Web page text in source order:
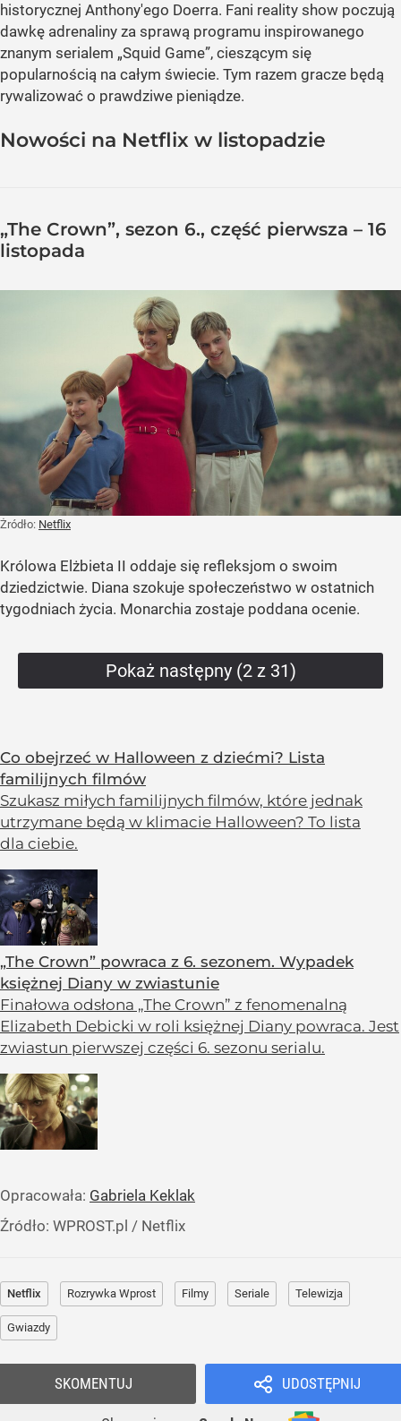
historycznej Anthony'ego Doerra. Fani reality show poczują
dawkę adrenaliny za sprawą programu inspirowanego
znanym serialem „Squid Game”, cieszącym się
popularnością na całym świecie. Tym razem gracze będą
rywalizować o prawdziwe pieniądze.
Nowości na Netflix w listopadzie
„The Crown”, sezon 6., część pierwsza – 16
listopada
Żródło: Netflix
Królowa Elżbieta II oddaje się refleksjom o swoim
dziedzictwie. Diana szokuje społeczeństwo w ostatnich
tygodniach życia. Monarchia zostaje poddana ocenie.
Pokaż następny (2 z 31)
Co obejrzeć w Halloween z dziećmi? Lista
familijnych filmów
Szukasz miłych familijnych filmów, które jednak
utrzymane będą w klimacie Halloween? To lista
dla ciebie.
„The Crown” powraca z 6. sezonem. Wypadek
księżnej Diany w zwiastunie
Finałowa odsłona „The Crown” z fenomenalną
Elizabeth Debicki w roli księżnej Diany powraca. Jest
zwiastun pierwszej części 6. sezonu serialu.
Opracowała: Gabriela Keklak
Źródło: WPROST.pl / Netflix
Netflix Rozrywka Wprost Filmy Seriale Telewizja
Gwiazdy
UDOSTĘPNIJ
SKOMENTUJ